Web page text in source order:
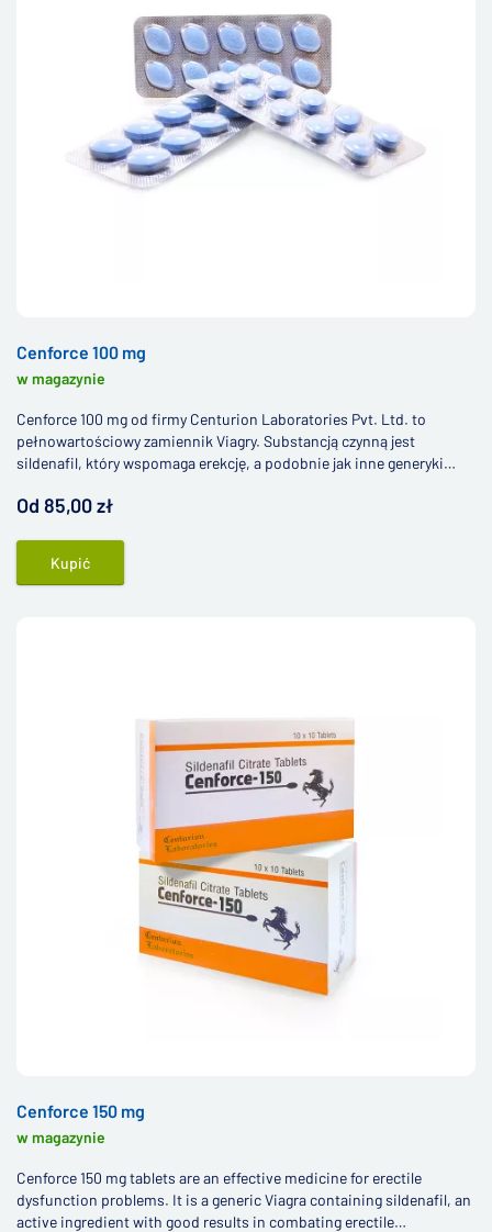
Cenforce 100 mg
w magazynie
Cenforce 100 mg od firmy Centurion Laboratories Pvt. Ltd. to
pełnowartościowy zamiennik Viagry. Substancją czynną jest
sildenafil, który wspomaga erekcję, a podobnie jak inne generyki
Od 85,00 zł
Kupić
Cenforce 150 mg
w magazynie
Cenforce 150 mg tablets are an effective medicine for erectile
dysfunction problems. It is a generic Viagra containing sildenafil, an
active ingredient with good results in combating erectile